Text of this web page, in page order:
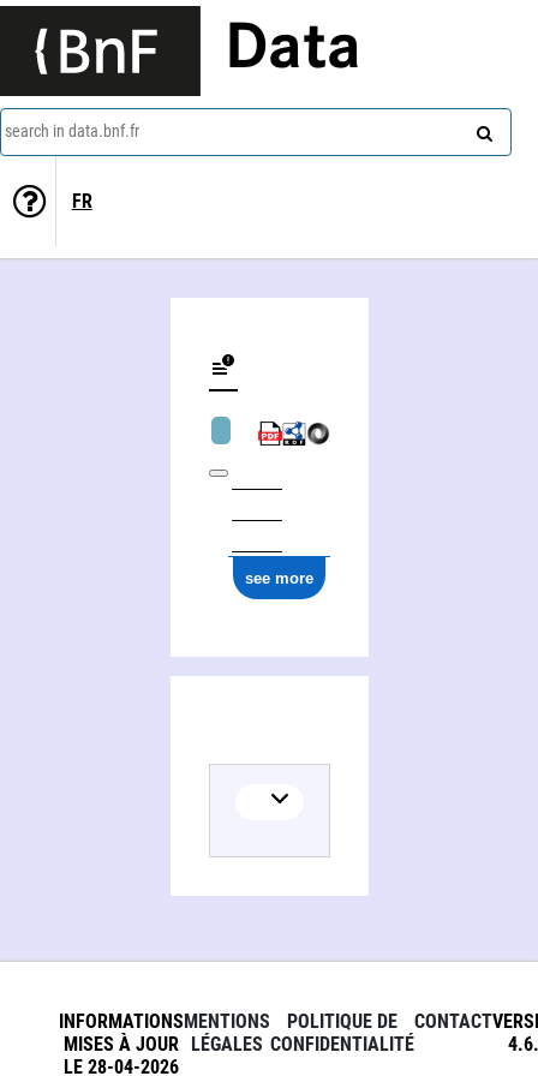
Data
search in data.bnf.fr
FR
see more
INFORMATIONS
MISES À JOUR
LE 28-04-2026
MENTIONS
LÉGALES
POLITIQUE DE
CONFIDENTIALITÉ
CONTACT